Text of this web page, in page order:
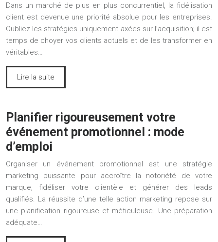
Dans un marché de plus en plus concurrentiel, la fidélisation
client est devenue une priorité absolue pour les entreprises.
Oubliez les stratégies uniquement axées sur l’acquisition; il est
temps de choyer vos clients actuels et de les transformer en
véritables…
Lire la suite
Planifier rigoureusement votre
événement promotionnel : mode
d’emploi
Organiser un événement promotionnel est une stratégie
marketing puissante pour accroître la notoriété de votre
marque, fidéliser votre clientèle et générer des leads
qualifiés. La réussite d’une telle action marketing repose sur
une planification rigoureuse et méticuleuse. Une préparation
adéquate…